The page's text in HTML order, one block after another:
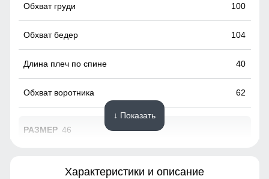
100
104
40
62
46
↓ Показать
Характеристики и описание